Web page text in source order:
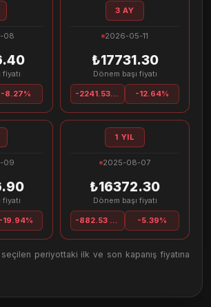
08
fiyatı
-8.27%
3 AY
2026-05-11
₺17731.30
Dönem başı fiyatı
-2241.53 TL -12.64%
09
fiyatı
-19.94%
1 YIL
2025-08-07
₺16372.30
Dönem başı fiyatı
-882.53 TL -5.39%
seçilen periyottaki ilk ve son kapanış fiyatına